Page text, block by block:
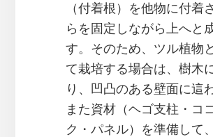
（付着根）を他物に付着
らを固定しながら上へと
す。そのため、ツル植物
て栽培する場合は、樹木
り、凹凸のある壁面に這
また資材（ヘゴ支柱・コ
ク・パネル）を準備して